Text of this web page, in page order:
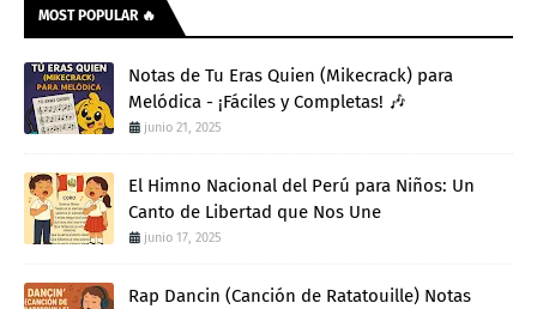
MOST POPULAR 🔥
Notas de Tu Eras Quien (Mikecrack) para
Melódica - ¡Fáciles y Completas! 🎶
junio 21, 2025
El Himno Nacional del Perú para Niños: Un
Canto de Libertad que Nos Une
junio 17, 2025
Rap Dancin (Canción de Ratatouille) Notas